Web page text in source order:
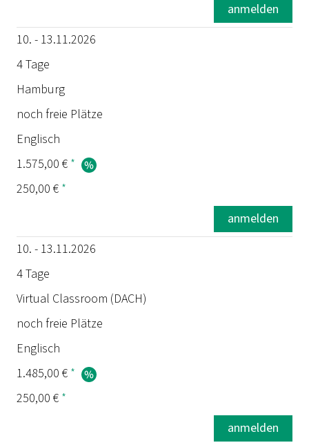
anmelden
10. - 13.11.2026
4 Tage
Hamburg
noch freie Plätze
Englisch
1.575,00 € *
250,00 € *
anmelden
10. - 13.11.2026
4 Tage
Virtual Classroom (DACH)
noch freie Plätze
Englisch
1.485,00 € *
250,00 € *
anmelden